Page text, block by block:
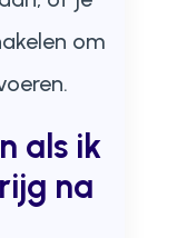
om
als ik
na